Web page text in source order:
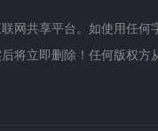
网共享平台。如使用任
将立即删除！任何版权